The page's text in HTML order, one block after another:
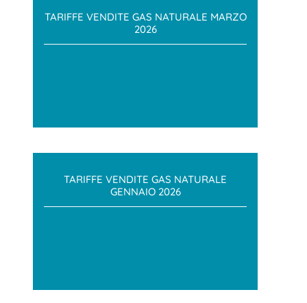
TARIFFE VENDITE GAS NATURALE MARZO
2026
TARIFFE VENDITE GAS NATURALE
GENNAIO 2026